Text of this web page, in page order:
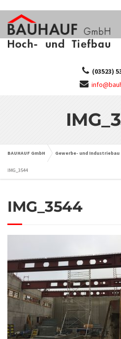
(03523)
BAUHAUF GmbH Gewerbe- und Industriebau
IMG_3544
IMG_3544